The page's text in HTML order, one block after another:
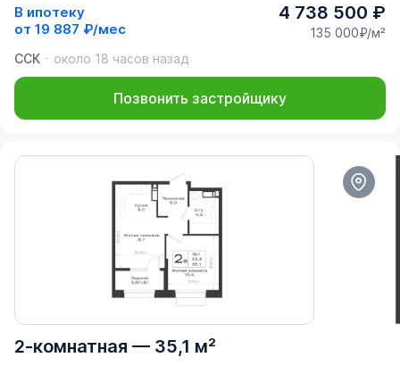
В ипотеку
от 19 887 ₽/мес
4 738 500 ₽
135 000₽/м²
ССК
около 18 часов назад
Позвонить застройщику
2-комнатная — 35,1 м²